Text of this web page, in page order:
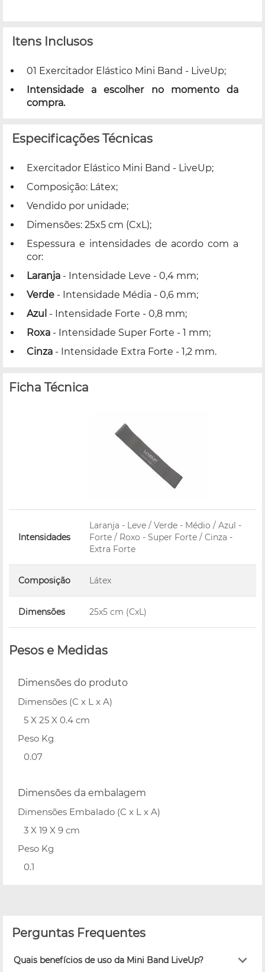
Itens Inclusos
01 Exercitador Elástico Mini Band - LiveUp;
Intensidade a escolher no momento da
compra.
Especificações Técnicas
Exercitador Elástico Mini Band - LiveUp;
Composição: Látex;
Vendido por unidade;
Dimensões: 25x5 cm (CxL);
Espessura e intensidades de acordo com a
cor:
Laranja - Intensidade Leve - 0,4 mm;
Verde - Intensidade Média - 0,6 mm;
Azul - Intensidade Forte - 0,8 mm;
Roxa - Intensidade Super Forte - 1 mm;
Cinza - Intensidade Extra Forte - 1,2 mm.
Ficha Técnica
Intensidades
Laranja - Leve / Verde - Médio / Azul -
Forte / Roxo - Super Forte / Cinza -
Extra Forte
Composição Látex
Dimensões 25x5 cm (CxL)
Pesos e Medidas
Dimensões do produto
Dimensões (C x L x A)
5 X 25 X 0.4 cm
Peso Kg
0.07
Dimensões da embalagem
Dimensões Embalado (C x L x A)
3 X 19 X 9 cm
Peso Kg
0.1
Perguntas Frequentes
Quais benefícios de uso da Mini Band LiveUp?